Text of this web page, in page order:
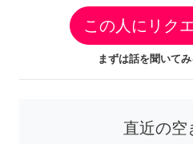
この人にリク
まずは話を聞いて
直近の空